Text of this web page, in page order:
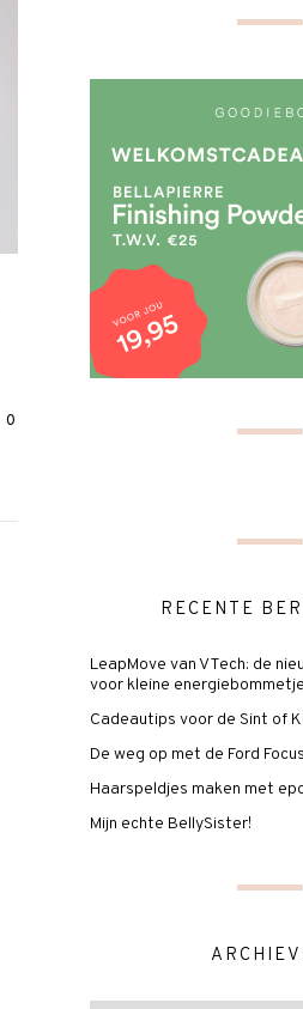
0
RECENTE
LeapMove van VTech: de
voor kleine
Cadeautips voor de Sint of
De weg op met de Ford
Haarspeldjes maken met
Mijn echte BellySister!